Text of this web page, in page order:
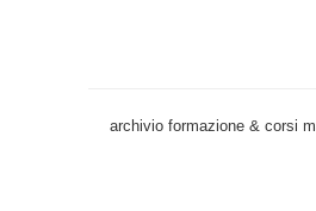
archivio formazione & corsi